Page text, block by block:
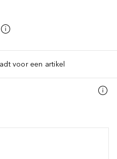
voor een artikel